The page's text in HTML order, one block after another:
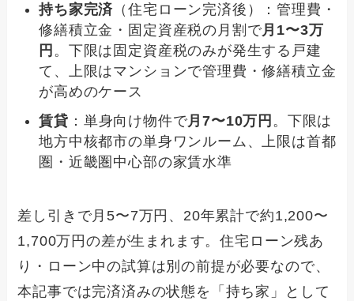
持ち家完済 （住宅ローン完済後）：管理費・
修繕積立金・固定資産税の月割で月1〜3万
円 。下限は固定資産税のみが発生する戸建
て、上限はマンションで管理費・修繕積立金
が高めのケース
賃貸 ：単身向け物件で月7〜10万円 。下限は
地方中核都市の単身ワンルーム、上限は首都
圏・近畿圏中心部の家賃水準
差し引きで月5〜7万円、20年累計で約1,200〜
1,700万円の差が生まれます。住宅ローン残あ
り・ローン中の試算は別の前提が必要なので、
本記事では完済済みの状態を「持ち家」として